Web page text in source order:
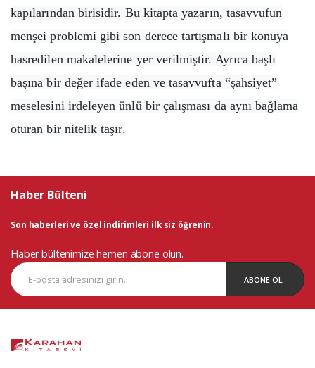
kapılarından birisidir. Bu kitapta yazarın, tasavvufun
menşei problemi gibi son derece tartışmalı bir konuya
hasredilen makalelerine yer verilmiştir. Ayrıca başlı
başına bir değer ifade eden ve tasavvufta “şahsiyet”
meselesini irdeleyen ünlü bir çalışması da aynı bağlama
oturan bir nitelik taşır.
Haber Bülteni
Son haberleri ve özel indirimleri ilk siz öğrenin.
Haber bültenimize hemen abone olun.
ABONE OL